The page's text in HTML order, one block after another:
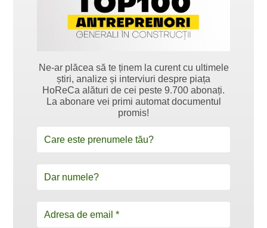
Ne-ar plăcea să te ținem la curent cu ultimele
știri, analize și interviuri despre piața
HoReCa alături de cei peste 9.700 abonați.
La abonare vei primi automat documentul
promis!